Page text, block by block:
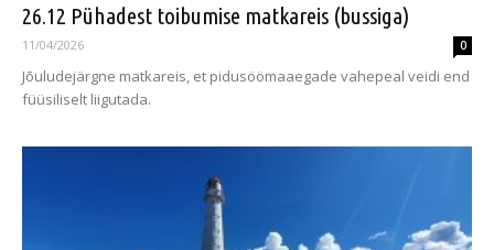
26.12 Pühadest toibumise matkareis (bussiga)
11/04/2026 0
Jõuludejärgne matkareis, et pidusöömaaegade vahepeal veidi end
füüsiliselt liigutada.